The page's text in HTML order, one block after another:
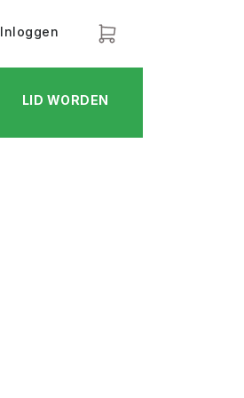
Inloggen
LID WORDEN